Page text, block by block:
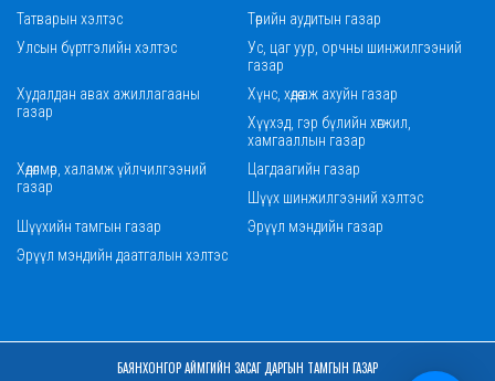
Татварын хэлтэс
Төрийн аудитын газар
Улсын бүртгэлийн хэлтэс
Ус, цаг уур, орчны шинжилгээний
газар
Худалдан авах ажиллагааны
газар
Хүнс, хөдөө аж ахуйн газар
Хүүхэд, гэр бүлийн хөгжил,
хамгааллын газар
Хөдөлмөр, халамж үйлчилгээний
газар
Цагдаагийн газар
Шүүх шинжилгээний хэлтэс
Шүүхийн тамгын газар
Эрүүл мэндийн газар
Эрүүл мэндийн даатгалын хэлтэс
БАЯНХОНГОР АЙМГИЙН ЗАСАГ ДАРГЫН ТАМГЫН ГАЗАР